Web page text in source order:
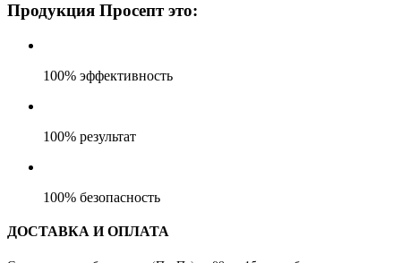
Продукция Просепт это:
100% эффективность
100% результат
100% безопасность
ДОСТАВКА И ОПЛАТА